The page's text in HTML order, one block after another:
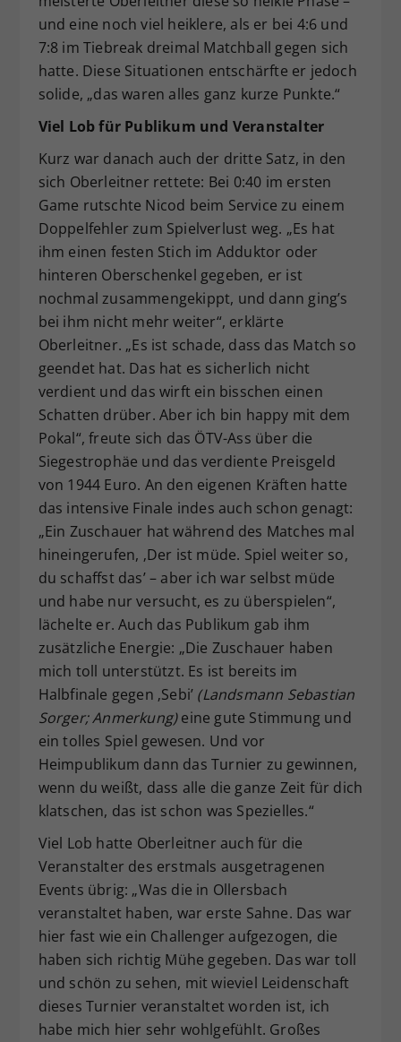
und eine noch viel heiklere, als er bei 4:6 und
7:8 im Tiebreak dreimal Matchball gegen sich
hatte. Diese Situationen entschärfte er jedoch
solide, „das waren alles ganz kurze Punkte.“
Viel Lob für Publikum und Veranstalter
Kurz war danach auch der dritte Satz, in den
sich Oberleitner rettete: Bei 0:40 im ersten
Game rutschte Nicod beim Service zu einem
Doppelfehler zum Spielverlust weg. „Es hat
ihm einen festen Stich im Adduktor oder
hinteren Oberschenkel gegeben, er ist
nochmal zusammengekippt, und dann ging’s
bei ihm nicht mehr weiter“, erklärte
Oberleitner. „Es ist schade, dass das Match so
geendet hat. Das hat es sicherlich nicht
verdient und das wirft ein bisschen einen
Schatten drüber. Aber ich bin happy mit dem
Pokal“, freute sich das ÖTV-Ass über die
Siegestrophäe und das verdiente Preisgeld
von 1944 Euro. An den eigenen Kräften hatte
das intensive Finale indes auch schon genagt:
„Ein Zuschauer hat während des Matches mal
hineingerufen, ‚Der ist müde. Spiel weiter so,
du schaffst das’ – aber ich war selbst müde
und habe nur versucht, es zu überspielen“,
lächelte er. Auch das Publikum gab ihm
zusätzliche Energie: „Die Zuschauer haben
mich toll unterstützt. Es ist bereits im
Halbfinale gegen ‚Sebi’ (Landsmann Sebastian
Sorger; Anmerkung)eine gute Stimmung und
ein tolles Spiel gewesen. Und vor
Heimpublikum dann das Turnier zu gewinnen,
wenn du weißt, dass alle die ganze Zeit für dich
klatschen, das ist schon was Spezielles.“
Viel Lob hatte Oberleitner auch für die
Veranstalter des erstmals ausgetragenen
Events übrig: „Was die in Ollersbach
veranstaltet haben, war erste Sahne. Das war
hier fast wie ein Challenger aufgezogen, die
haben sich richtig Mühe gegeben. Das war toll
und schön zu sehen, mit wieviel Leidenschaft
dieses Turnier veranstaltet worden ist, ich
habe mich hier sehr wohlgefühlt. Großes